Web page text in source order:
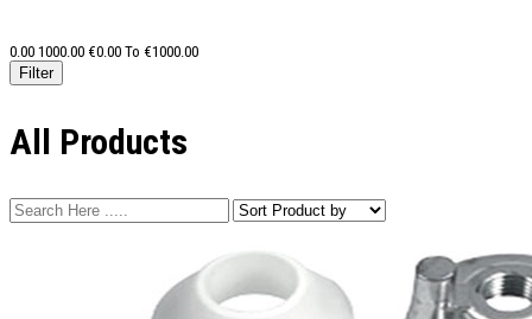
0.00 1000.00 €0.00 To €1000.00
All Products